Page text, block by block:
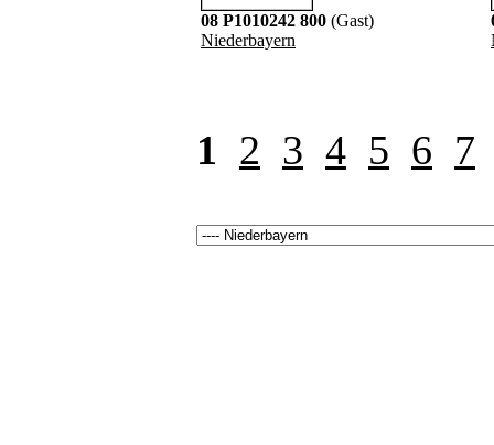
08 P1010242 800 (Gast)
Niederbayern
1 2 3 4 5 6 7